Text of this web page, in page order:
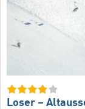
Loser –